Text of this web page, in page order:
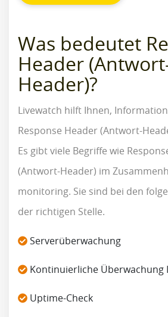
Was bedeutet
Header
Header)?
Livewatch hilft Ihnen,
Response Header (Antwort-
Es gibt viele Begriffe wie
(Antwort-Header) im
monitoring. Sie sind bei den
der richtigen Stelle.
Serverüberwachung
Kontinuierliche Überwachung
Uptime-Check